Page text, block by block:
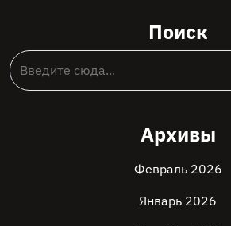
Поиск
Архивы
Февраль 2026
Январь 2026